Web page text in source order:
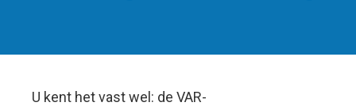
U kent het vast wel: de VAR-